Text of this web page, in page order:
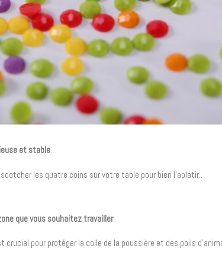
et stable.
les quatre coins sur votre table pour bien l’aplatir..
que vous souhaitez travailler.
pour protéger la colle de la poussière et des poils